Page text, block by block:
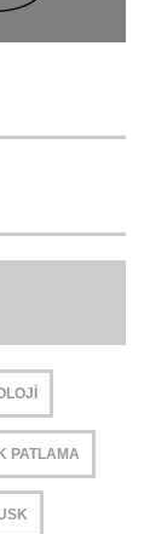
PATLAMA